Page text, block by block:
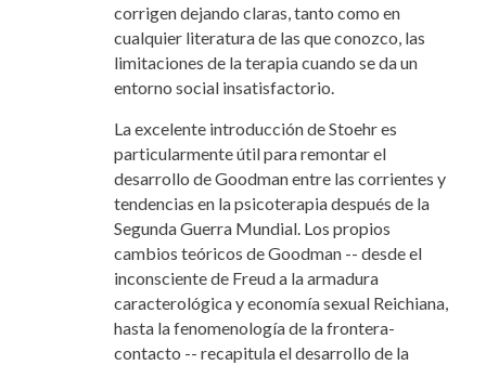
corrigen dejando claras, tanto como en
cualquier literatura de las que conozco, las
limitaciones de la terapia cuando se da un
entorno social insatisfactorio.
La excelente introducción de Stoehr es
particularmente útil para remontar el
desarrollo de Goodman entre las corrientes y
tendencias en la psicoterapia después de la
Segunda Guerra Mundial. Los propios
cambios teóricos de Goodman -- desde el
inconsciente de Freud a la armadura
caracterológica y economía sexual Reichiana,
hasta la fenomenología de la frontera-
contacto -- recapitula el desarrollo de la